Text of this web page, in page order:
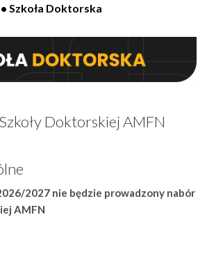
• Szkoła Doktorska
Doktorskiej AMFN
2027 nie będzie prowadzony nabór
AMFN